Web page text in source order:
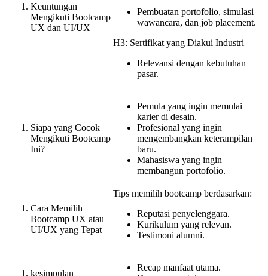
Keuntungan
Mengikuti Bootcamp
UX dan UI/UX
Pembuatan portofolio, simulasi
wawancara, dan job placement.
H3: Sertifikat yang Diakui Industri
Relevansi dengan kebutuhan
pasar.
Siapa yang Cocok
Mengikuti Bootcamp
Ini?
Pemula yang ingin memulai
karier di desain.
Profesional yang ingin
mengembangkan keterampilan
baru.
Mahasiswa yang ingin
membangun portofolio.
Cara Memilih
Bootcamp UX atau
UI/UX yang Tepat
Tips memilih bootcamp berdasarkan:
Reputasi penyelenggara.
Kurikulum yang relevan.
Testimoni alumni.
kesimpulan
Recap manfaat utama.